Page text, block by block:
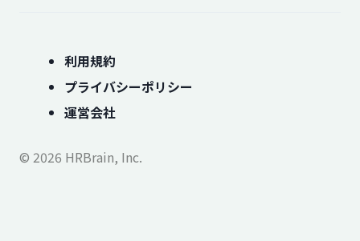
利用規約
プライバシーポリシー
運営会社
© 2026 HRBrain, Inc.